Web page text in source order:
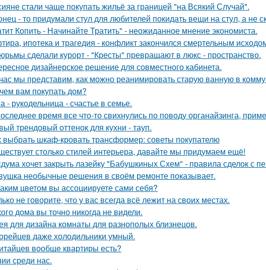
стали чаще покупать жильё за границей "на Всякий Случай".
- то придумали стул для любителей покидать вещи на стул, а не
Копить - Начинайте Тратить" - неожиданное мнение экономиста.
ипотека и трагедия - конфликт закончился смертельным
сделали курорт - "Кресты" превращают в люкс - пространство.
дизайнерское решение для совместного кабинета.
мы представим, как можно реанимировать старую ванную в
вам покупать дом?
- рукодельница - счастье в семье.
время все что-то свихнулись по поводу органайзинга,
трендовый оттенок для кухни - тауп.
выбрать шкаф-кровать трансформер: советы покупателю
столько стилей интерьера, давайте мы придумаем ещё!
хочет закрыть лазейку "Бабушкиных Схем" - правила сделок с
необычные решения в своём ремонте показывает.
цветом вы ассоциируете сами себя?
не говорите, что у вас всегда всё лежит на своих местах.
дома вы точно никогда не видели.
для дизайна комнаты для разнополых близнецов.
даже холодильники умный.
вообще квартиры есть?
среди нас.